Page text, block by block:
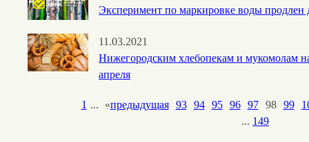
Эксперимент по маркировке воды продлен
11.03.2021
Нижегородским хлебопекам и мукомолам
апреля
1 ... «предыдущая 93 94 95 96 97 98 99
... 149